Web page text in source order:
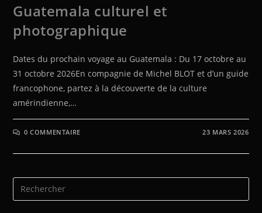
Guatemala culturel et
photographique
Dates du prochain voyage au Guatemala : Du 17 octobre au
31 octobre 2026En compagnie de Michel BLOT et d’un guide
francophone, partez à la découverte de la culture
amérindienne,…
0 COMMENTAIRE 23 MARS 2026